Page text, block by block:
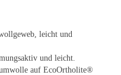
leicht und
und leicht.
auf EcoOrtholite®